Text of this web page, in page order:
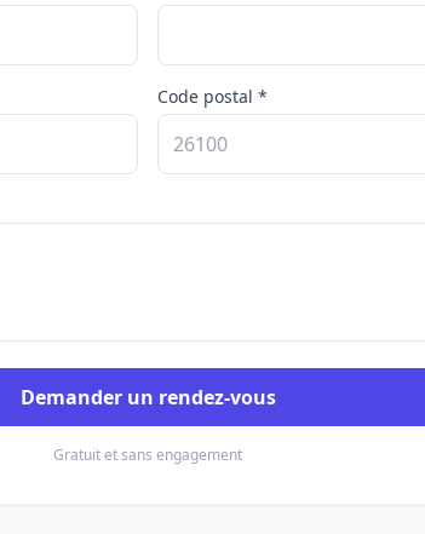
Code postal *
Demander un rendez-vous
Gratuit et sans engagement